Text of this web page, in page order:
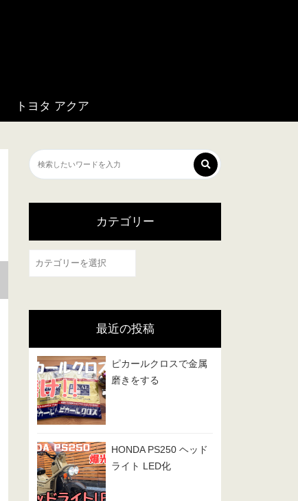
トヨタ アクア
カテゴリー
カ
リ
最近の投稿
ピカールクロスで金属
磨きをする
HONDA PS250 ヘッド
ライト LED化